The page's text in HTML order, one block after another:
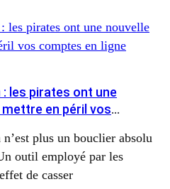
les pirates ont une
en péril vos
plus un bouclier absolu
outil employé par les
de casser